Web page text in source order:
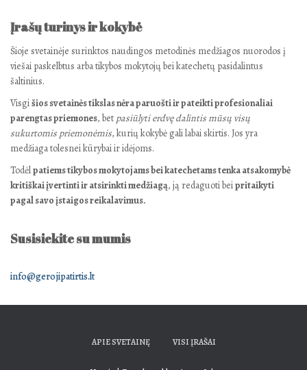
Įrašų turinys ir kokybė
Šioje svetainėje surinktos naudingos metodinės medžiagos nuorodos į
viešai paskelbtus arba tikybos mokytojų bei katechetų pasidalintus
šaltinius.
Visgišios svetainės tikslas nėra paruošti ir pateikti profesionaliai
parengtas priemones, bet pasiūlyti erdvę dalintis mūsų visų
sukurtomis priemonėmis, kurių kokybė gali labai skirtis. Jos yra
medžiaga tolesnei kūrybai ir idėjoms.
Todėlpatiems tikybos mokytojams bei katechetams tenka atsakomybė
kritiškai įvertinti ir atsirinkti medžiagą, ją redaguoti beipritaikyti
pagal savo įstaigos reikalavimus.
Susisiekite su mumis
info@gerojipatirtis.lt
APIE SVETAINĘ VISI ĮRAŠAI